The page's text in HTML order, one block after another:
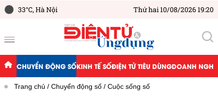
33°C,Hà Nội Thứ hai 10/08/2026 19:20
CHUYỂN ĐỘNG SỐKINH TẾ SỐĐIỆN TỬ TIÊU DÙNGDOANH
Trang chủ Chuyển động số Cuộc sống số